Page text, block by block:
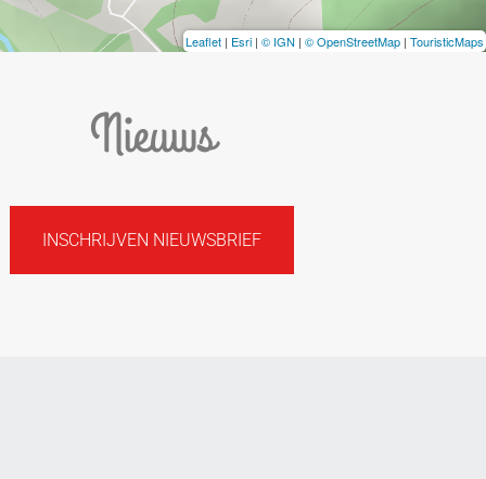
Leaflet | Esri | © IGN | © OpenStreetMap | TouristicMaps
Nieuws
INSCHRIJVEN NIEUWSBRIEF